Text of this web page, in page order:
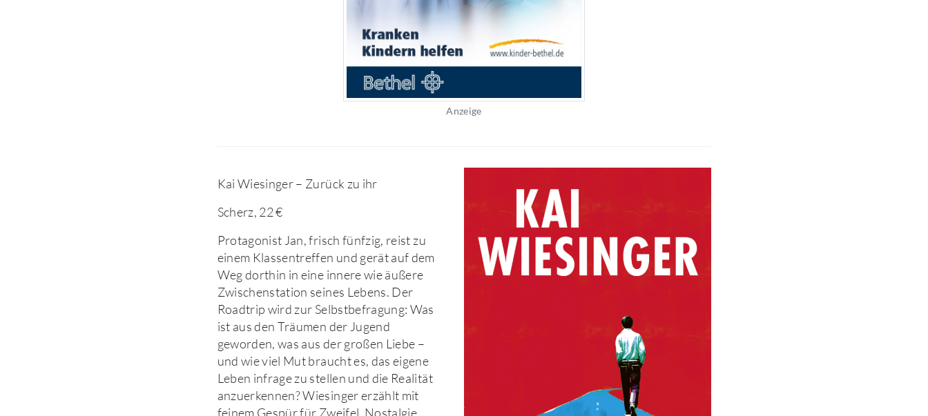
Anzeige
Kai Wiesinger – Zurück zu ihr
Scherz, 22 €
Protagonist Jan, frisch fünfzig, reist zu
einem Klassentreffen und gerät auf dem
Weg dorthin in eine innere wie äußere
Zwischenstation seines Lebens. Der
Roadtrip wird zur Selbstbefragung: Was
ist aus den Träumen der Jugend
geworden, was aus der großen Liebe –
und wie viel Mut braucht es, das eigene
Leben infrage zu stellen und die Realität
anzuerkennen? Wiesinger erzählt mit
feinem Gespür für Zweifel, Nostalgie